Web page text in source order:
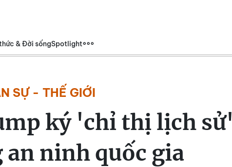
& Đời sốngSpotlight
SỰ - THẾ GIỚI
ký 'chỉ thị lịch sử'
ninh quốc gia